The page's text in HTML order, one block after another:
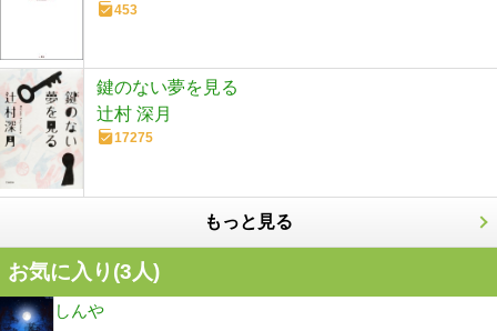
453
鍵のない夢を見る
辻村 深月
17275
もっと見る
お気に入り(3人)
しんや